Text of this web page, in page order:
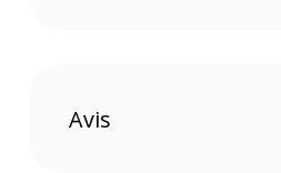
1 x Sirui C60X projecteur LED
Avis